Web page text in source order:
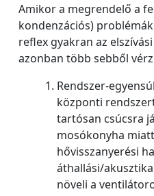
Amikor a megrendelő a
kondenzációs)
reflex gyakran az
azonban több sebből
Rendszer-
központi
tartósan csúcsra
mosókonyha
hővisszanyerési
áthallási/
növeli a